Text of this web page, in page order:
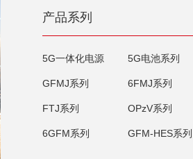
产品系列
5G一体化电源 5G电池系列
GFMJ系列 6FMJ系列
FTJ系列 OPzV系列
6GFM系列 GFM-HES系列